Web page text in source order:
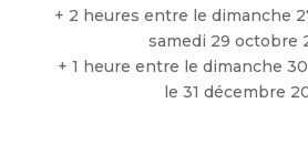
+ 2 heures entre le dimanche
samedi 29 octobre
+ 1 heure entre le dimanche
le 31 décembre